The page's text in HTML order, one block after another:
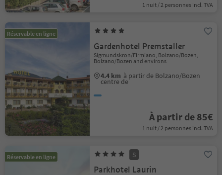
1 nuit / 2 personnes incl. TVA
Réservable en ligne
Gardenhotel Premstaller
Sigmundskron/Firmiano, Bolzano/Bozen,
Bolzano/Bozen and environs
4.4 km à partir de Bolzano/Bozen
centre de
À partir de 85€
1 nuit / 2 personnes incl. TVA
Réservable en ligne S
Parkhotel Laurin